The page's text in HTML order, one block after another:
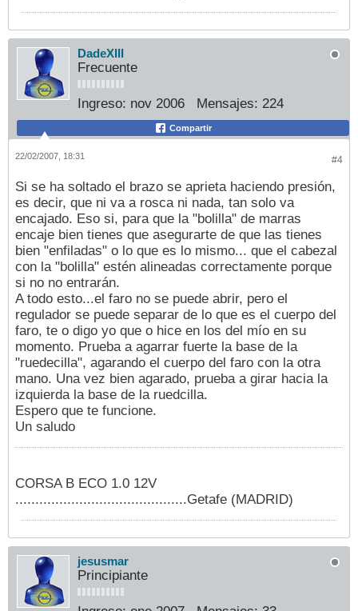
DadeXIII
Frecuente
Ingreso: nov 2006 Mensajes: 224
Compartir
#4
22/02/2007, 18:31
Si se ha soltado el brazo se aprieta haciendo presión,
es decir, que ni va a rosca ni nada, tan solo va
encajado. Eso si, para que la "bolilla" de marras
encaje bien tienes que asegurarte de que las tienes
bien "enfiladas" o lo que es lo mismo... que el cabezal
con la "bolilla" estén alineadas correctamente porque
si no no entrarán.
A todo esto...el faro no se puede abrir, pero el
regulador se puede separar de lo que es el cuerpo del
faro, te o digo yo que o hice en los del mío en su
momento. Prueba a agarrar fuerte la base de la
"ruedecilla", agarando el cuerpo del faro con la otra
mano. Una vez bien agarado, prueba a girar hacia la
izquierda la base de la ruedcilla.
Espero que te funcione.
Un saludo
CORSA B ECO 1.0 12V
...........................................Getafe (MADRID)
jesusmar
Principiante